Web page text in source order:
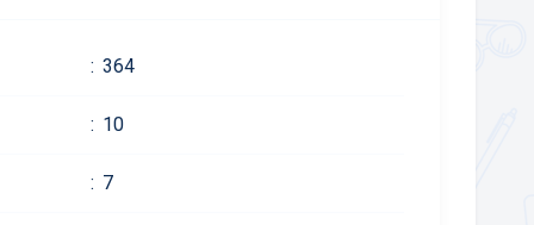
364
10
7